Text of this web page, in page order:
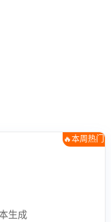
🔥本周热门
生成